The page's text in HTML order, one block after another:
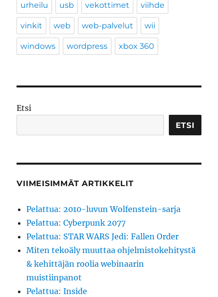
urheilu usb vekottimet viihde
vinkit web web-palvelut wii
windows wordpress xbox 360
Etsi
ETSI
VIIMEISIMMÄT ARTIKKELIT
Pelattua: 2010-luvun Wolfenstein-sarja
Pelattua: Cyberpunk 2077
Pelattua: STAR WARS Jedi: Fallen Order
Miten tekoäly muuttaa ohjelmistokehitystä
& kehittäjän roolia webinaarin
muistiinpanot
Pelattua: Inside